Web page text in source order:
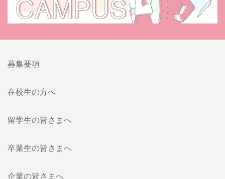
募集要項
在校生の方へ
留学生の皆さまへ
卒業生の皆さまへ
企業の皆さまへ